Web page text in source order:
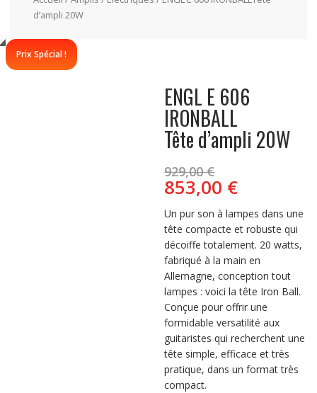
d’ampli 20W
Prix Spécial !
ENGL E 606
IRONBALL
Tête d’ampli 20W
929,00€prix
initial
était :
929,00 €.
853,00 €Le
actuel
est :
853,00 €.
Un pur son à lampes dans une
tête compacte et robuste qui
décoiffe totalement. 20 watts,
fabriqué à la main en
Allemagne, conception tout
lampes : voici la tête Iron Ball.
Conçue pour offrir une
formidable versatilité aux
guitaristes qui recherchent une
tête simple, efficace et très
pratique, dans un format très
compact.